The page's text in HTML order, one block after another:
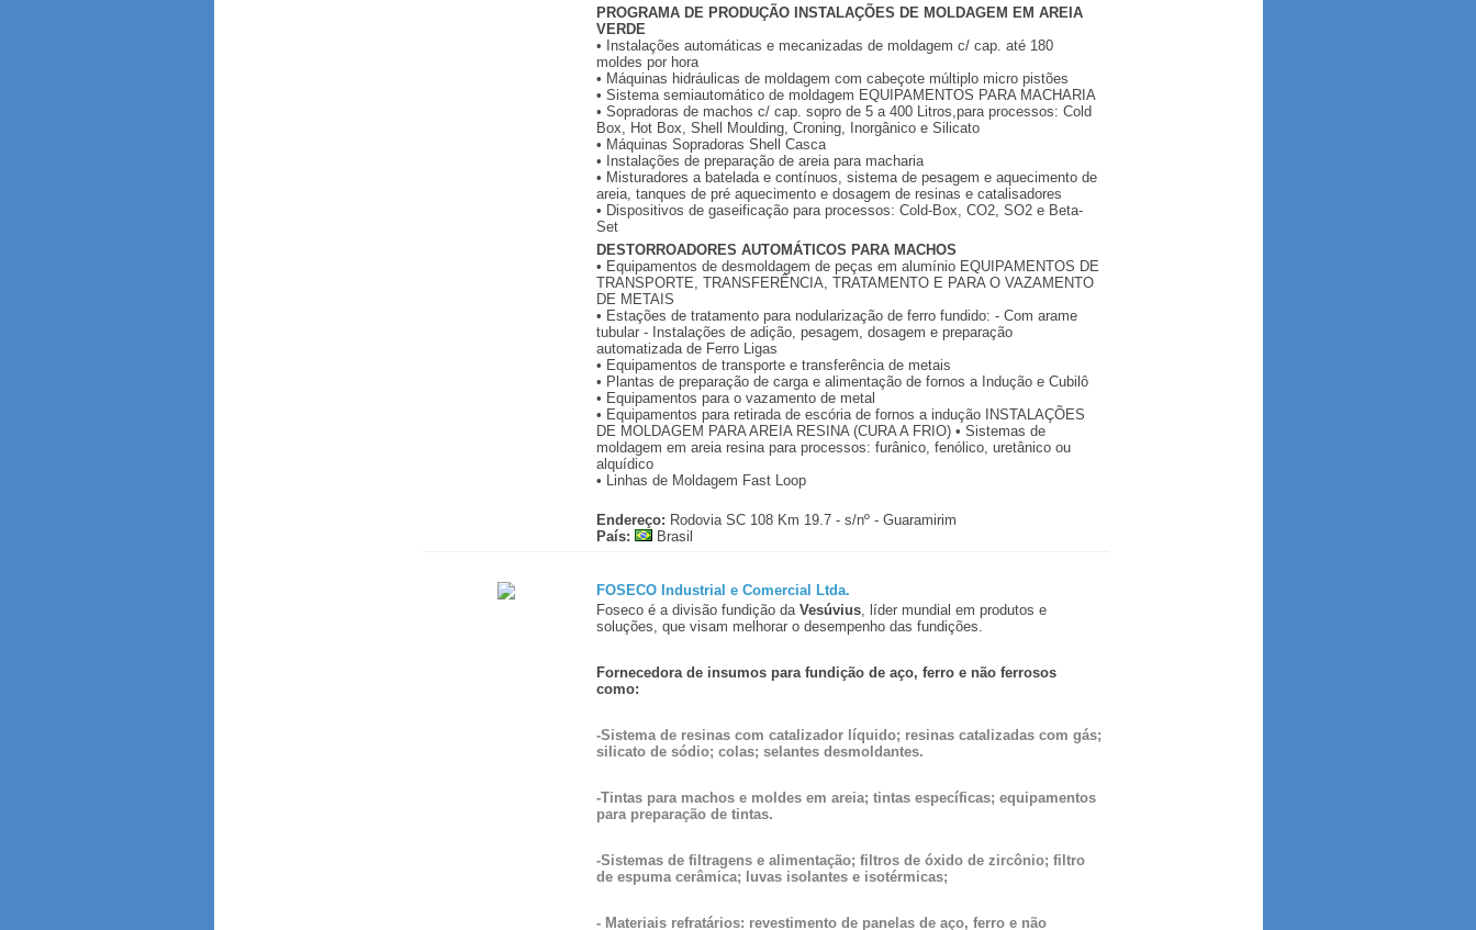
PROGRAMA DE PRODUÇÃO INSTALAÇÕES DE MOLDAGEM EM AREIA
VERDE
• Instalações automáticas e mecanizadas de moldagem c/ cap. até 180
moldes por hora
• Máquinas hidráulicas de moldagem com cabeçote múltiplo micro pistões
• Sistema semiautomático de moldagem EQUIPAMENTOS PARA MACHARIA
• Sopradoras de machos c/ cap. sopro de 5 a 400 Litros,para processos: Cold
Box, Hot Box, Shell Moulding, Croning, Inorgânico e Silicato
• Máquinas Sopradoras Shell Casca
• Instalações de preparação de areia para macharia
• Misturadores a batelada e contínuos, sistema de pesagem e aquecimento de
areia, tanques de pré aquecimento e dosagem de resinas e catalisadores
• Dispositivos de gaseificação para processos: Cold-Box, CO2, SO2 e Beta-
Set
DESTORROADORES AUTOMÁTICOS PARA MACHOS
• Equipamentos de desmoldagem de peças em alumínio EQUIPAMENTOS DE
TRANSPORTE, TRANSFERÊNCIA, TRATAMENTO E PARA O VAZAMENTO
DE METAIS
• Estações de tratamento para nodularização de ferro fundido: - Com arame
tubular - Instalações de adição, pesagem, dosagem e preparação
automatizada de Ferro Ligas
• Equipamentos de transporte e transferência de metais
• Plantas de preparação de carga e alimentação de fornos a Indução e Cubilô
• Equipamentos para o vazamento de metal
• Equipamentos para retirada de escória de fornos a indução INSTALAÇÕES
DE MOLDAGEM PARA AREIA RESINA (CURA A FRIO) • Sistemas de
moldagem em areia resina para processos: furânico, fenólico, uretânico ou
alquídico
• Linhas de Moldagem Fast Loop
Endereço: Rodovia SC 108 Km 19.7 - s/nº - Guaramirim
País:
Brasil
FOSECO Industrial e Comercial Ltda.
Foseco é a divisão fundição da Vesúvius, líder mundial em produtos e
soluções, que visam melhorar o desempenho das fundições.
Fornecedora de insumos para fundição de aço, ferro e não ferrosos
como:
-Sistema de resinas com catalizador líquido; resinas catalizadas com gás;
silicato de sódio; colas; selantes desmoldantes.
-Tintas para machos e moldes em areia; tintas específicas; equipamentos
para preparação de tintas.
-Sistemas de filtragens e alimentação; filtros de óxido de zircônio; filtro
de espuma cerâmica; luvas isolantes e isotérmicas;
- Materiais refratários: revestimento de panelas de aço, ferro e não